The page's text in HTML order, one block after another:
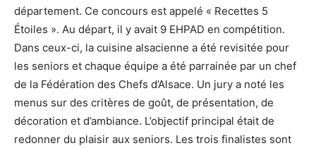
département. Ce concours est appelé « Recettes 5
Étoiles ». Au départ, il y avait 9 EHPAD en compétition.
Dans ceux-ci, la cuisine alsacienne a été revisitée pour
les seniors et chaque équipe a été parrainée par un chef
de la Fédération des Chefs d’Alsace. Un jury a noté les
menus sur des critères de goût, de présentation, de
décoration et d’ambiance. L’objectif principal était de
redonner du plaisir aux seniors. Les trois finalistes sont